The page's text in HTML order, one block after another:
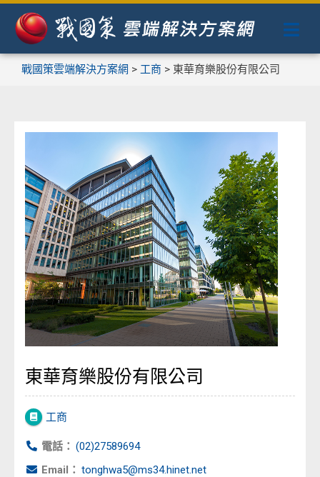
戰國策雲端解決方案網 > 工商 > 東華育樂股份有限公司
東華育樂股份有限公司
工商
電話： (02)27589694
Email： tonghwa5@ms34.hinet.net